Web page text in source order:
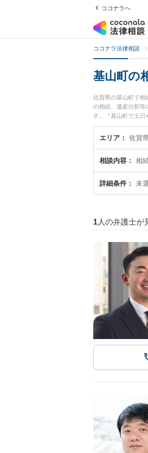
ココナラへ
ココナラ法律相談
基山町の
佐賀県の基山町で相
の相続、遺産分割等
す。『基山町で土日
料で相続手続きを
エリア 佐賀
相談内容 相
詳細条件 未
1 人の弁護士が